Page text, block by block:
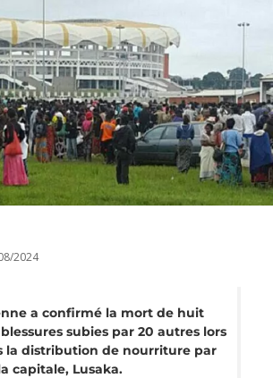
2024
a confirmé la mort de huit
subies par 20 autres lors
la distribution de nourriture par
capitale, Lusaka.